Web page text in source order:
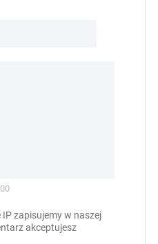
zapisujemy w naszej
akceptujesz